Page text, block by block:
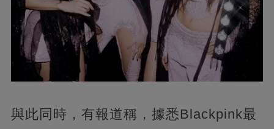
與此同時，有報道稱，據悉Blackpink最